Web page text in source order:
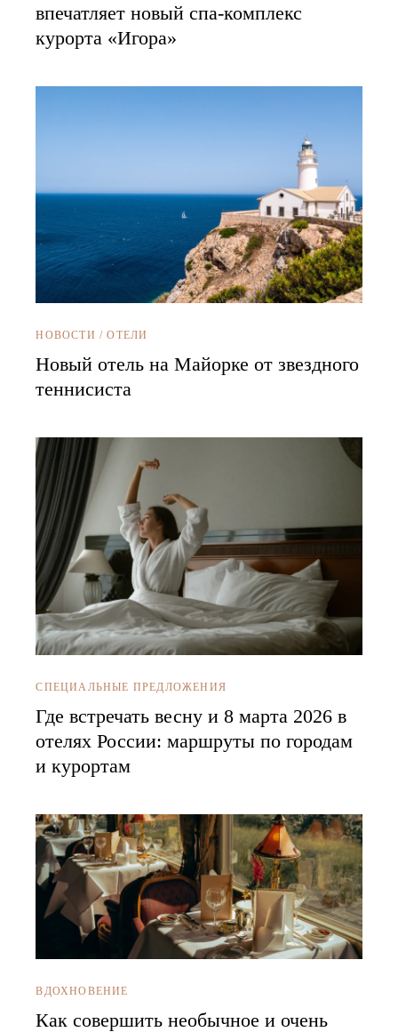
впечатляет новый спа-комплекс
курорта «Игора»
НОВОСТИ /ОТЕЛИ
Новый отель на Майорке от звездного
теннисиста
СПЕЦИАЛЬНЫЕ ПРЕДЛОЖЕНИЯ
Где встречать весну и 8 марта 2026 в
отелях России: маршруты по городам
и курортам
ВДОХНОВЕНИЕ
Как совершить необычное и очень